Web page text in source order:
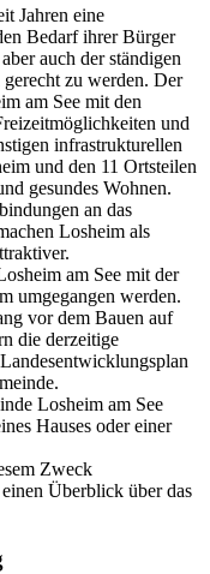
Jahren eine
Bedarf ihrer Bürger
auch der ständigen
zu werden. Der
am See mit den
und
infrastrukturellen
und den 11 Ortsteilen
gesundes Wohnen.
an das
Losheim als
am See mit der
umgegangen werden.
vor dem Bauen auf
die derzeitige
Losheim am See
Hauses oder einer
Zweck
Überblick über das